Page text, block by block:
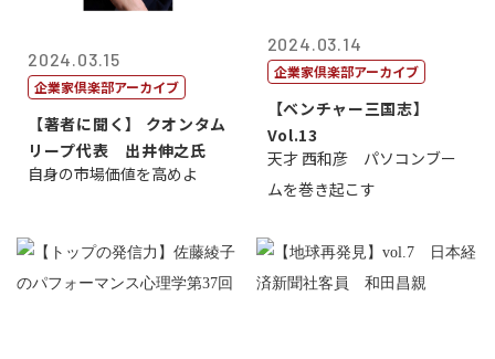
2024.03.15
企業家倶楽部アーカイブ
【著者に聞く】 クオンタム
リープ代表 出井伸之氏
自身の市場価値を高めよ
2024.03.14
企業家倶楽部アーカイブ
【ベンチャー三国志】
Vol.13
天才 西和彦 パソコンブー
ムを巻き起こす